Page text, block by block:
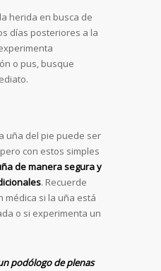
herida en busca de
días posteriores a la
o pus, busque
uña del pie puede ser
con estos simples
de manera segura y
. Recuerde
médica si la uña está
o si experimenta un
podólogo de plenas